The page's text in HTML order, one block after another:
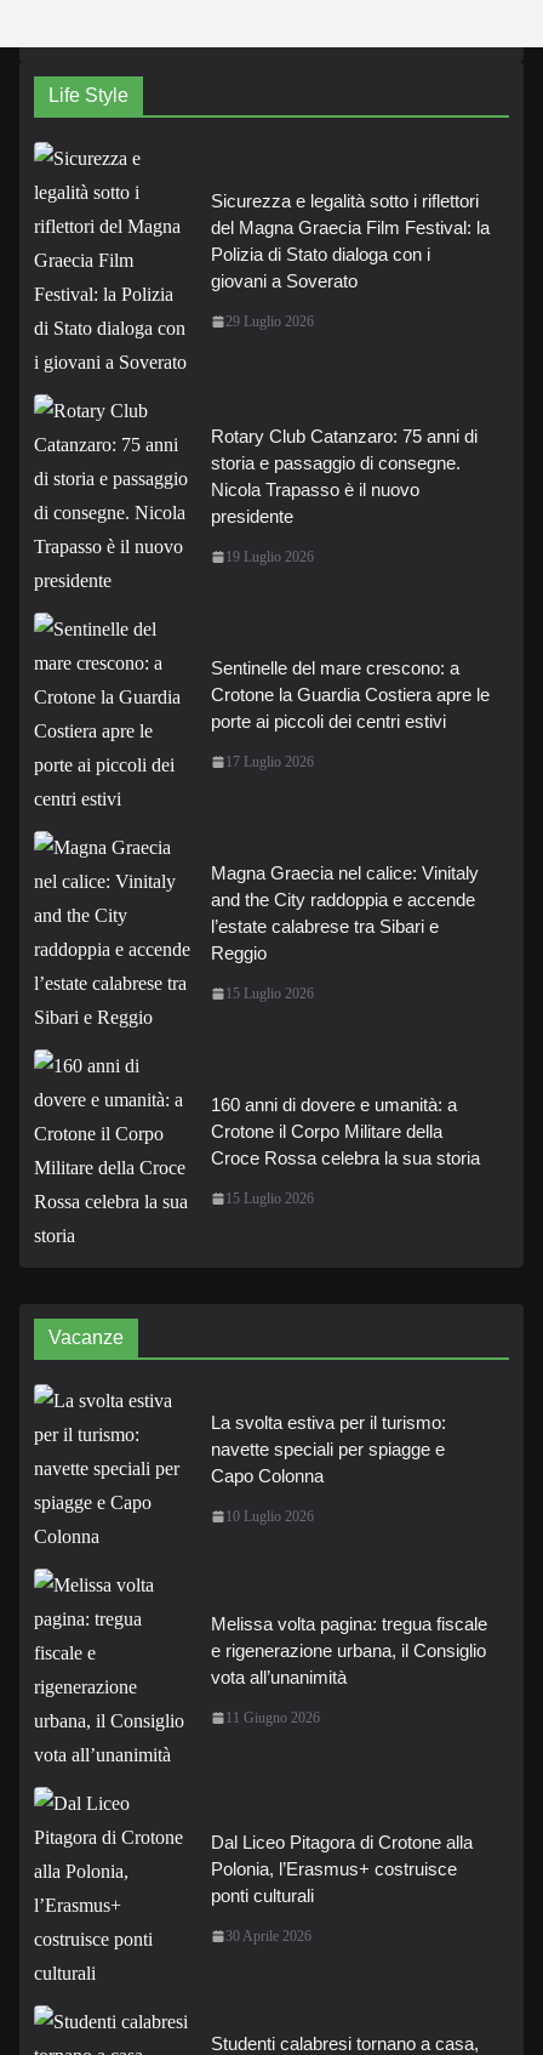
Life Style
Sicurezza e legalità sotto i riflettori
del Magna Graecia Film Festival: la
Polizia di Stato dialoga con i
giovani a Soverato
29 Luglio 2026
Rotary Club Catanzaro: 75 anni di
storia e passaggio di consegne.
Nicola Trapasso è il nuovo
presidente
19 Luglio 2026
Sentinelle del mare crescono: a
Crotone la Guardia Costiera apre le
porte ai piccoli dei centri estivi
17 Luglio 2026
Magna Graecia nel calice: Vinitaly
and the City raddoppia e accende
l’estate calabrese tra Sibari e
Reggio
15 Luglio 2026
160 anni di dovere e umanità: a
Crotone il Corpo Militare della
Croce Rossa celebra la sua storia
15 Luglio 2026
Vacanze
La svolta estiva per il turismo:
navette speciali per spiagge e
Capo Colonna
10 Luglio 2026
Melissa volta pagina: tregua fiscale
e rigenerazione urbana, il Consiglio
vota all’unanimità
11 Giugno 2026
Dal Liceo Pitagora di Crotone alla
Polonia, l’Erasmus+ costruisce
ponti culturali
30 Aprile 2026
Studenti calabresi tornano a casa,